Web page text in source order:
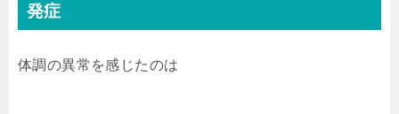
発症
体調の異常を感じたのは